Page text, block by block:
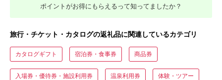
ポイントがお得にもらえるって知ってましたか？
旅行・チケット・カタログの返礼品に関連しているカテゴリ
カタログギフト 宿泊券・食事券 商品券
入場券・優待券・施設利用券 温泉利用券 体験・ツアー